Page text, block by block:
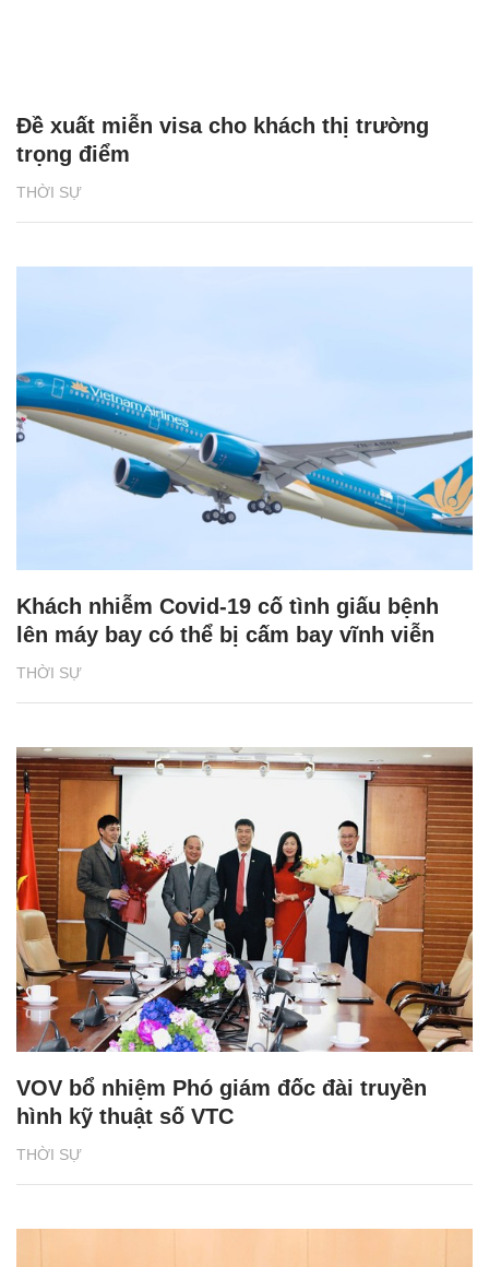
THỜI SỰ
Đề xuất miễn visa cho khách thị trường
trọng điểm
THỜI SỰ
Khách nhiễm Covid-19 cố tình giấu bệnh
lên máy bay có thể bị cấm bay vĩnh viễn
THỜI SỰ
VOV bổ nhiệm Phó giám đốc đài truyền
hình kỹ thuật số VTC